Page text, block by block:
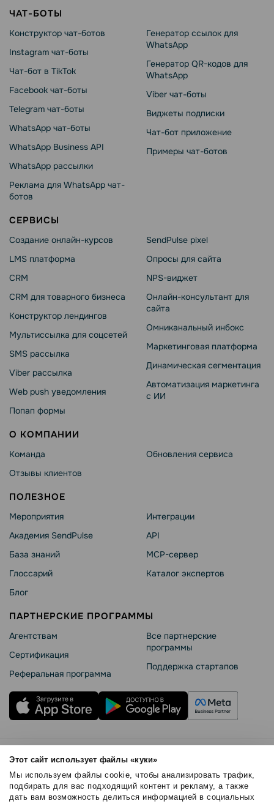
Этот сайт использует файлы «куки»
Мы используем файлы cookie, чтобы анализировать трафик,
подбирать для вас подходящий контент и рекламу, а также
дать вам возможность делиться информацией в социальных
ЧАТ-БОТЫ
Конструктор чат-ботов
Instagram чат-боты
Чат-бот в TikTok
Facebook чат-боты
Telegram чат-боты
WhatsApp чат-боты
WhatsApp Business API
WhatsApp рассылки
Реклама для WhatsApp чат-
ботов
Генератор ссылок для
WhatsApp
Генератор QR-кодов для
WhatsApp
Viber чат-боты
Виджеты подписки
Чат-бот приложение
Примеры чат-ботов
СЕРВИСЫ
Создание онлайн-курсов
LMS платформа
CRM
CRM для товарного бизнеса
Конструктор лендингов
Мультиссылка для соцсетей
SMS рассылка
Viber рассылка
Web push уведомления
Попап формы
SendPulse pixel
Опросы для сайта
NPS-виджет
Онлайн-консультант для
сайта
Омниканальный инбокс
Маркетинговая платформа
Динамическая сегментация
Автоматизация маркетинга
с ИИ
О КОМПАНИИ
Команда
Отзывы клиентов
Обновления сервиса
ПОЛЕЗНОЕ
Мероприятия
Академия SendPulse
База знаний
Глоссарий
Блог
Интеграции
API
MCP-сервер
Каталог экспертов
ПАРТНЕРСКИЕ ПРОГРАММЫ
Агентствам
Сертификация
Реферальная программа
Все партнерские
программы
Поддержка стартапов
Правила использования
Безопасность SendPulse
Политика конфиденциальности
Политика Cookies